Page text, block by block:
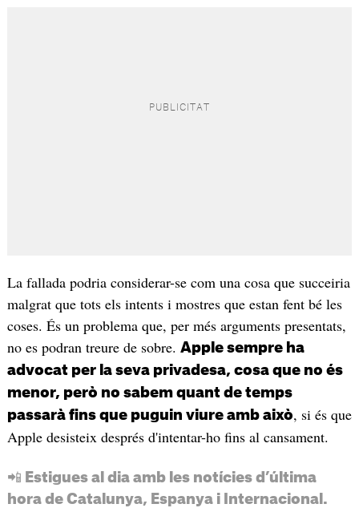
La fallada podria considerar-se com una cosa que succeiria
malgrat que tots els intents i mostres que estan fent bé les
coses. És un problema que, per més arguments presentats,
no es podran treure de sobre. Apple sempre ha
advocat per la seva privadesa, cosa que no és
menor, però no sabem quant de temps
passarà fins que puguin viure amb això, si és que
Apple desisteix després d'intentar-ho fins al cansament.
📲 Estigues al dia amb les notícies d’última
hora de Catalunya, Espanya i Internacional.